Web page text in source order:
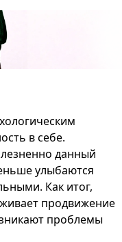
в себе.
данный
улыбаются
Как итог,
продвижение
проблемы